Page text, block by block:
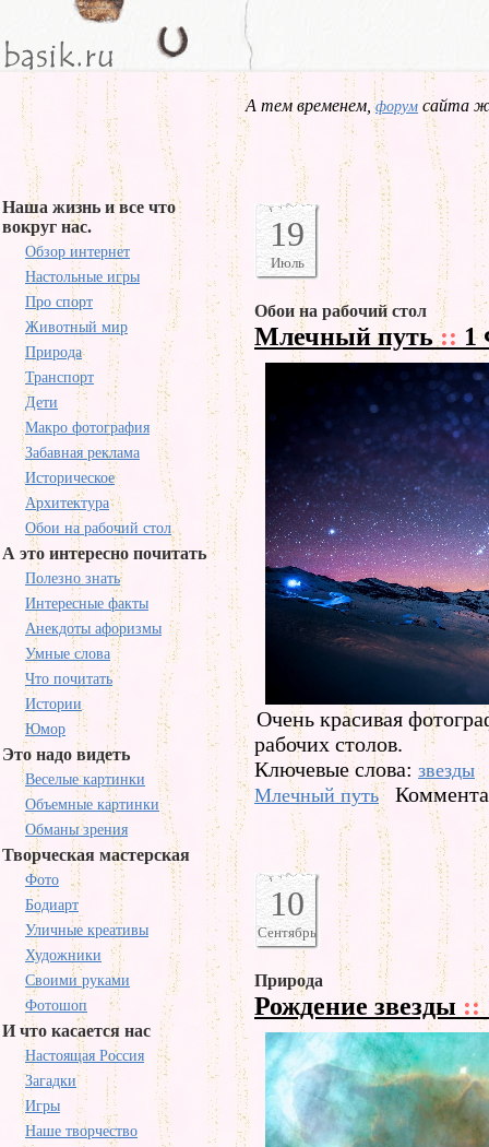
А тем временем,форум сайта
Наша жизнь и все что
вокруг нас.
Обзор интернет
Настольные игры
Про спорт
Животный мир
Природа
Транспорт
Дети
Макро фотография
Забавная реклама
Историческое
Архитектура
Обои на рабочий стол
А это интересно почитать
Полезно знать
Интересные факты
Анекдоты афоризмы
Умные слова
Что почитать
Истории
Юмор
Это надо видеть
Веселые картинки
Объемные картинки
Обманы зрения
Творческая мастерская
Фото
Бодиарт
Уличные креативы
Художники
Своими руками
Фотошоп
И что касается нас
Настоящая Россия
Загадки
Игры
Наше творчество
19
Июль
Обои на рабочий стол
Млечный путь:: 1
Очень красивая
рабочих столов.
Ключевые слова: звезды
Млечный путь
10
Сентябрь
Природа
Рождение звезды ::